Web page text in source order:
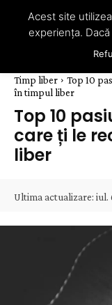
Timp liber
Top 10
în timpul liber
Top 10
care ți le
liber
Ultima actualizare: iul.
Acest site
experiența.